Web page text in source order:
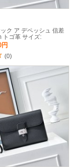
ク ア デペッシュ 信差
トゴ革 サイズ:
(0)